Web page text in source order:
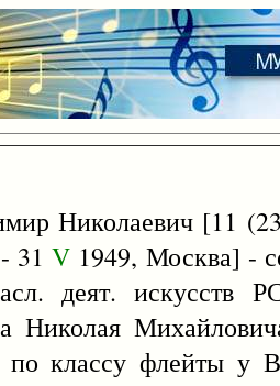
Николаевич [11
31V 1949, Москва] -
деят.
Николая
по классу флейты